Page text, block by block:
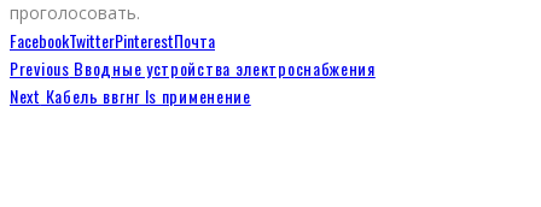
проголосовать.
FacebookTwitterPinterestПочта
Previous Вводные устройства электроснабжения
Next Кабель ввгнг ls применение